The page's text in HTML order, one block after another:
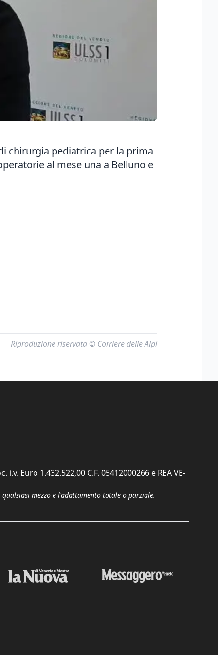
chirurgia pediatrica per la prima
al mese una a Belluno e
Riproduzione riservata © Corriere delle Alpi
Euro 1.432.522,00 C.F. 05412000266 e REA VE-
mezzo e l'adattamento totale o parziale.